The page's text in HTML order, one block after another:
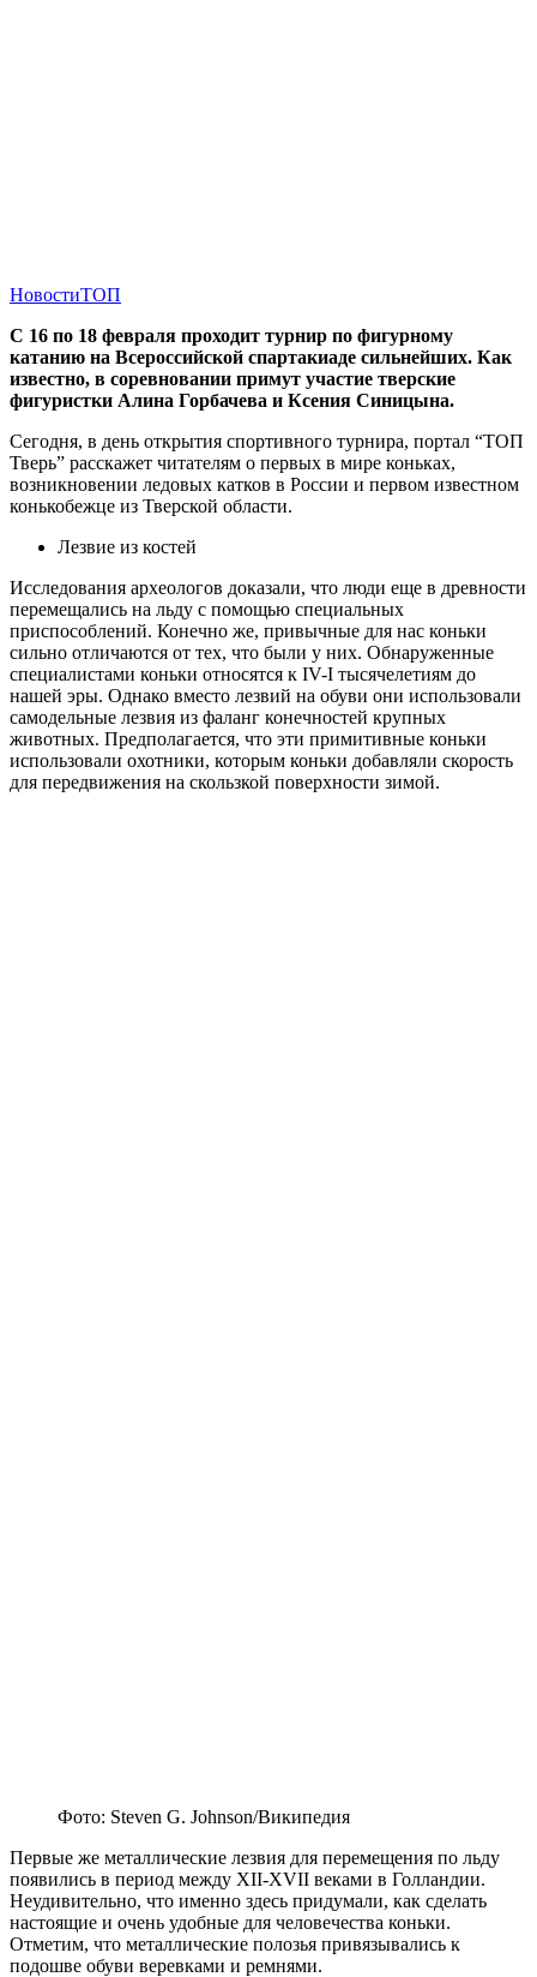
НовостиТОП
С 16 по 18 февраля проходит турнир по фигурному
катанию на Всероссийской спартакиаде сильнейших. Как
известно, в соревновании примут участие тверские
фигуристки Алина Горбачева и Ксения Синицына.
Сегодня, в день открытия спортивного турнира, портал “ТОП
Тверь” расскажет читателям о первых в мире коньках,
возникновении ледовых катков в России и первом известном
конькобежце из Тверской области.
Лезвие из костей
Исследования археологов доказали, что люди еще в древности
перемещались на льду с помощью специальных
приспособлений. Конечно же, привычные для нас коньки
сильно отличаются от тех, что были у них. Обнаруженные
специалистами коньки относятся к IV-I тысячелетиям до
нашей эры. Однако вместо лезвий на обуви они использовали
самодельные лезвия из фаланг конечностей крупных
животных. Предполагается, что эти примитивные коньки
использовали охотники, которым коньки добавляли скорость
для передвижения на скользкой поверхности зимой.
Фото: Steven G. Johnson/Википедия
Первые же металлические лезвия для перемещения по льду
появились в период между XII-XVII веками в Голландии.
Неудивительно, что именно здесь придумали, как сделать
настоящие и очень удобные для человечества коньки.
Отметим, что металлические полозья привязывались к
подошве обуви веревками и ремнями.